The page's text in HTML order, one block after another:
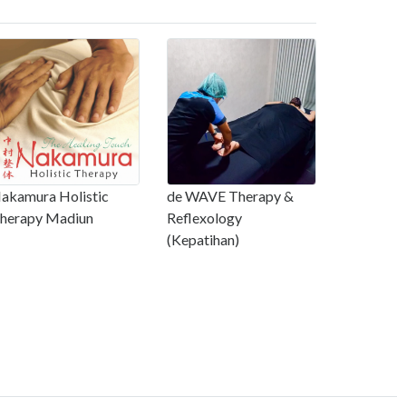
Holistic
Madiun
de WAVE Therapy &
Reflexology
(Kepatihan)